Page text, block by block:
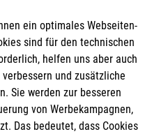
e.V.
2000 12
ein optimales Webseiten-
sind für den technischen
helfen uns aber auch
und zusätzliche
Sie werden zur besseren
von Werbekampagnen,
Das bedeutet, dass Cookies